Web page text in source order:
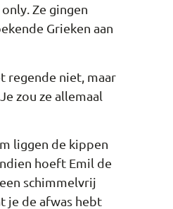
Ze gingen
Grieken aan
regende niet, maar
zou ze allemaal
liggen de kippen
hoeft Emil de
schimmelvrij
je de afwas hebt